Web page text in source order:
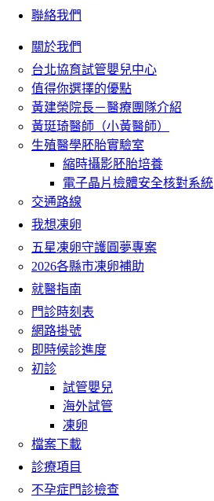
聯絡我們
關於我們
台北協育試管嬰兒中心
值得你選擇的優點
黃建榮院長－醫療團隊介紹
黃珽琦醫師（小黃醫師）
生殖醫學胚胎實驗室
縮時攝影胚胎培養
電子晶片檢體安全核對系統
交通路線
我想凍卵
五星凍卵守護圓夢專案
2026各縣市凍卵補助
就醫指南
門診時刻表
網路掛號
即時候診進度
初診
試管嬰兒
海外試管
凍卵
檔案下載
診療項目
不孕症門診檢查